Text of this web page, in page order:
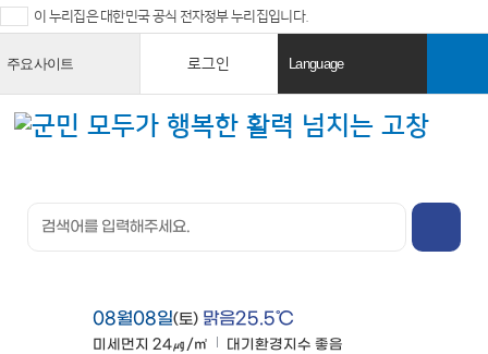
이 누리집은 대한민국 공식 전자정부 누리집입니다.
주요사이트 로그인 Language
기
08월08일(토) 맑음25.5℃
미세먼지 24㎍/㎥ 대기환경지수 좋음
열기